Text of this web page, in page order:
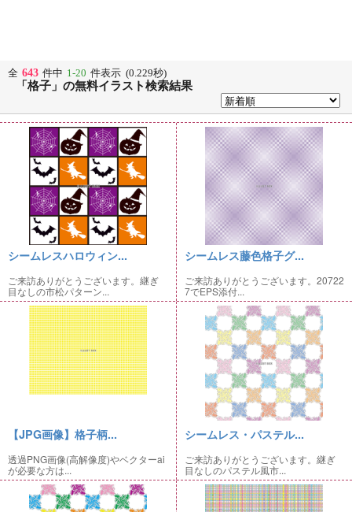
全 643 件中 1-20 件表示 (0.229秒)
「格子」の無料イラスト検索結果
シームレスハロウィン...
ご来訪ありがとうございます。継ぎ
目なしの市松パターン...
シームレス藤色格子グ...
ご来訪ありがとうございます。20722
7でEPS添付...
【JPG画像】格子柄...
透過PNG画像(高解像度)やベクターai
が必要な方は...
シームレス・パステル...
ご来訪ありがとうございます。継ぎ
目なしのパステル風市...